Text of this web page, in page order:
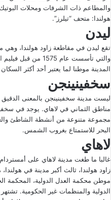
والمطاعم ذات الشرفات ومحلات
هولندا: متحف “تيلرز”.
ليدن
تقع ليدن في مقاطعة زاود هولندا، وهي
والتي تأسست عام
المدينة موطنا لما يعتبر أحد أكثر
سخفينينجن
ليست مدينة سخفينينجن بالمعنى
مناطق الثماني في لاهاي. يوجد في
مجموعة متنوعة من أنشطة الشاطئ
البحر للاستمتاع بغروب الشمس.
لاهاي
غالبا ما طغت مدينة لاهاي على
زاود هولندا، ثالث أكبر مدينة في
موطن محكمة العدل الدولية، المحكمة
الدولية والمنظمات غير الحكومية. تشتهر